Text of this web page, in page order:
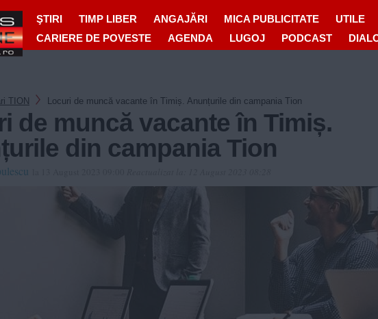
ŞTIRI TIMP LIBER ANGAJĂRI MICA PUBLICITATE UTILE
CARIERE DE POVESTE
AGENDA LUGOJ PODCAST
TION Locuri de muncă vacante în Timiș. Anunțurile din campania Tion
de muncă vacante în Timiș.
din campania Tion